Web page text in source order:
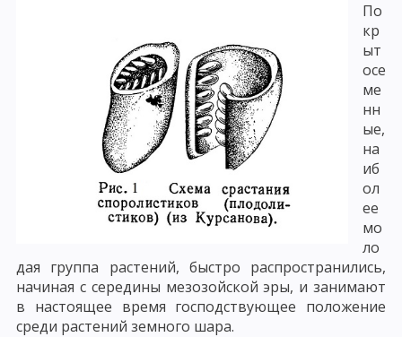
По
кр
ыт
осе
ме
нн
ые,
на
иб
ол
ее
мо
ло
дая группа растений, быстро распространились,
начиная с середины мезозойской эры, и занимают
в настоящее время господствующее положение
среди растений земного шара.